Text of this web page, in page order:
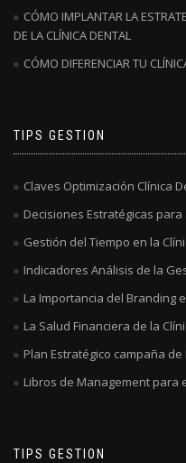
CÓMO IMPLANTAR LA
DE LA CLÍNICA DENTAL
CÓMO DIFERENCIAR TU
TIPS GESTION
Claves Optimización Clínica
Decisiones Estratégicas
Gestión del Tiempo en la
Indicadores Análisis de la
La Importancia del Branding
La Salud Financiera de la
Plan Estratégico campaña
Libros de Management para
TIPS GESTION